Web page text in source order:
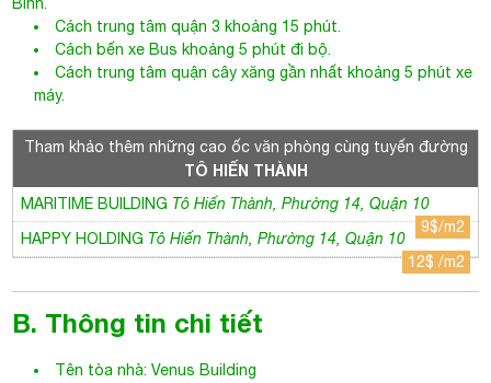
Cách trung tâm quận 3 khoảng 15 phút.
Cách bến xe Bus khoảng 5 phút đi bộ.
Cách trung tâm quận cây xăng gần nhất khoảng 5 phút xe
máy.
Tham khảo thêm những cao ốc văn phòng cùng tuyến đường
TÔ HIẾN THÀNH
MARITIME BUILDING Tô Hiến Thành, Phường 14, Quận 10
9$/m2
HAPPY HOLDING Tô Hiến Thành, Phường 14, Quận 10
12$ /m2
B. Thông tin chi tiết
Tên tòa nhà: Venus Building